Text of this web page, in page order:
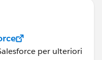
per ulteriori